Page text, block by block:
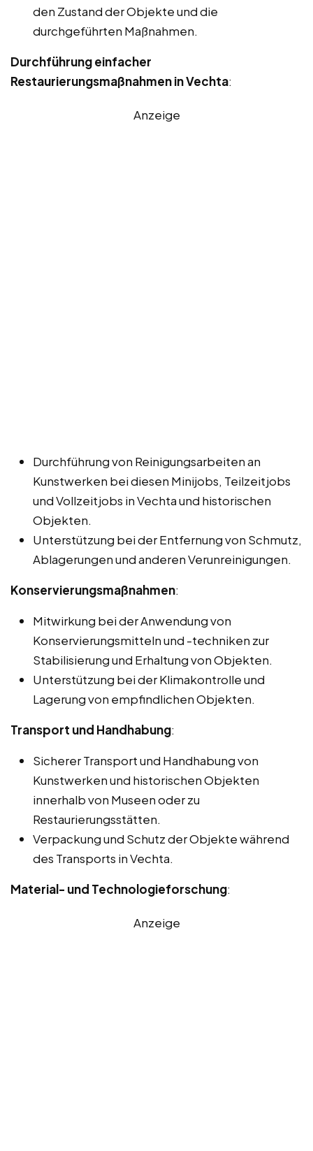
den Zustand der Objekte und die
durchgeführten Maßnahmen.
Durchführung einfacher
Restaurierungsmaßnahmen in Vechta:
Anzeige
Durchführung von Reinigungsarbeiten an
Kunstwerken bei diesen Minijobs, Teilzeitjobs
und Vollzeitjobs in Vechta und historischen
Objekten.
Unterstützung bei der Entfernung von Schmutz,
Ablagerungen und anderen Verunreinigungen.
Konservierungsmaßnahmen:
Mitwirkung bei der Anwendung von
Konservierungsmitteln und -techniken zur
Stabilisierung und Erhaltung von Objekten.
Unterstützung bei der Klimakontrolle und
Lagerung von empfindlichen Objekten.
Transport und Handhabung:
Sicherer Transport und Handhabung von
Kunstwerken und historischen Objekten
innerhalb von Museen oder zu
Restaurierungsstätten.
Verpackung und Schutz der Objekte während
des Transports in Vechta.
Material- und Technologieforschung:
Anzeige